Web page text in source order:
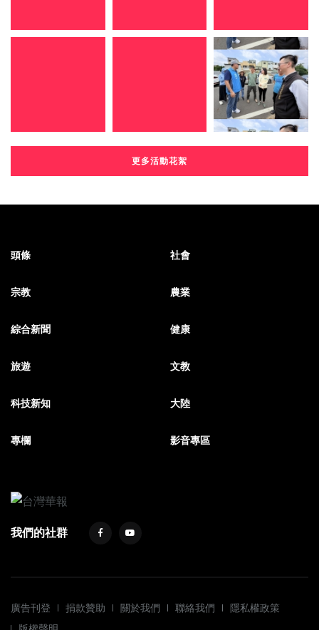
更多活動花絮
頭條 社會
宗教 農業
綜合新聞 健康
旅遊 文教
科技新知 大陸
專欄 影音專區
我們的社群
廣告刊登 捐款贊助 關於我們 聯絡我們
隱私權政策